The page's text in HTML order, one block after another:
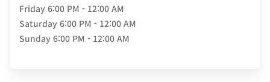
Friday 6:00 PM - 12:00 AM
Saturday 6:00 PM - 12:00 AM
Sunday 6:00 PM - 12:00 AM